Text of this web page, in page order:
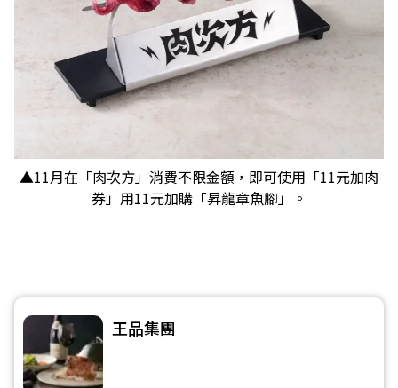
▲11月在「肉次方」消費不限金額，即可使用「11元加肉
券」用11元加購「昇龍章魚腳」。
王品集團